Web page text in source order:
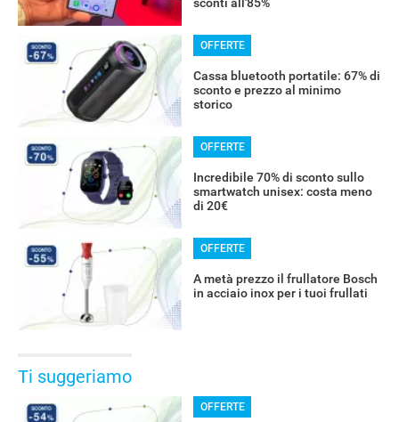
OFFERTE
Cassa bluetooth portatile: 67% di
sconto e prezzo al minimo
storico
OFFERTE
Incredibile 70% di sconto sullo
smartwatch unisex: costa meno
di 20€
OFFERTE
A metà prezzo il frullatore Bosch
in acciaio inox per i tuoi frullati
Ti suggeriamo
OFFERTE